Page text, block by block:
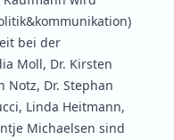
bei der
Moll, Dr. Kirsten
Notz, Dr. Stephan
Linda Heitmann,
Michaelsen sind